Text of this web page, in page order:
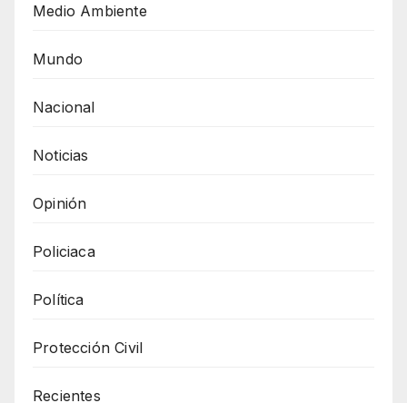
Medio Ambiente
Mundo
Nacional
Noticias
Opinión
Policiaca
Política
Protección Civil
Recientes